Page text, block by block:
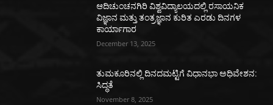
ಆದಿಚುಂಚನಗಿರಿ ವಿಶ್ವವಿದ್ಯಾಲಯದಲ್ಲಿ ರಸಾಯನಿಕ
ವಿಜ್ಞಾನ ಮತ್ತು ತಂತ್ರಜ್ಞಾನ ಕುರಿತ ಎರಡು ದಿನಗಳ
ಕಾರ್ಯಾಗಾರ
December 13, 2025
ತುಮಕೂರಿನಲ್ಲಿ ದಿನದಮಟ್ಟಿಗೆ ವಿಧಾನಭಾ ಅಧಿವೇಶನ:
ಸಿದ್ಧತೆ
November 8, 2025